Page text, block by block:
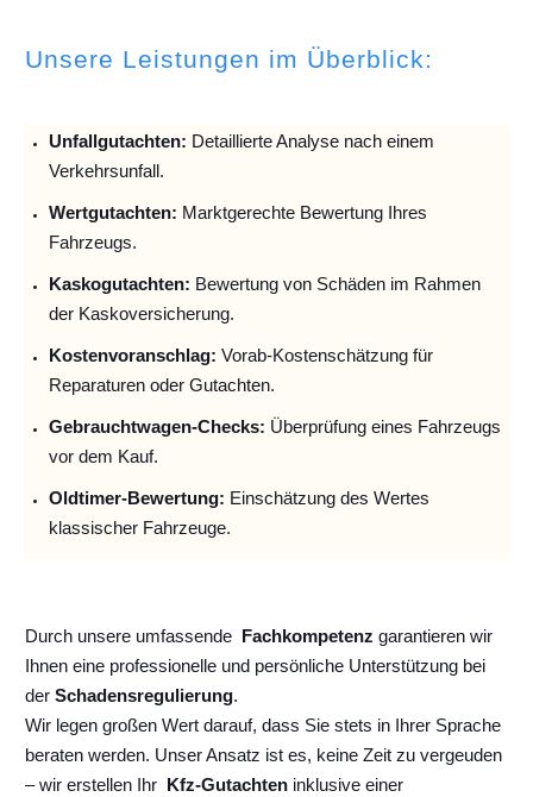
Unsere Leistungen im Überblick:
Unfallgutachten: Detaillierte Analyse nach einem
Verkehrsunfall.
Wertgutachten: Marktgerechte Bewertung Ihres
Fahrzeugs.
Kaskogutachten: Bewertung von Schäden im Rahmen
der Kaskoversicherung.
Kostenvoranschlag: Vorab-Kostenschätzung für
Reparaturen oder Gutachten.
Gebrauchtwagen-Checks: Überprüfung eines Fahrzeugs
vor dem Kauf.
Oldtimer-Bewertung: Einschätzung des Wertes
klassischer Fahrzeuge.
Durch unsere umfassende Fachkompetenz garantieren wir
Ihnen eine professionelle und persönliche Unterstützung bei
der Schadensregulierung.
Wir legen großen Wert darauf, dass Sie stets in Ihrer Sprache
beraten werden. Unser Ansatz ist es, keine Zeit zu vergeuden
– wir erstellen Ihr Kfz-Gutachten inklusive einer